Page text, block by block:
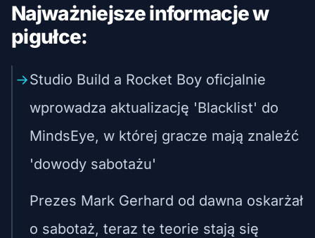
Najważniejsze informacje w
pigułce:
Studio Build a Rocket Boy oficjalnie
wprowadza aktualizację 'Blacklist' do
MindsEye, w której gracze mają znaleźć
'dowody sabotażu'
Prezes Mark Gerhard od dawna oskarżał
o sabotaż, teraz te teorie stają się